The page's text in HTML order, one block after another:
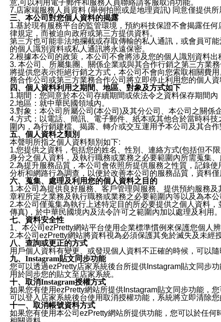
意,可以利用電子郵件和服務人員聯絡請客服取消功能。
7.店家端服務人員資料 (舉例拍照或是地理資訊) 同意僅提供
三、本公司對您個人資料的揭露
1.基於現有服務平台的監管環境，預約科技保證不會揭露任
律規定，而被迫向政府或第三方提供資料。
第三方也可能非法地攔截或存取傳輸的私人通訊，或會員可
的個人識別資料或私人通訊將永遠保密。
2.根據本公司的政策，本公司不會將涉及您的個人識別資料出
3. 本公司、所屬集團、關係企業或與其合作行銷之第三方業
將提供您表示拒絕行銷之方式，本公司不會向您索取相關費
務合作公司或第三方業務合作公司將立即停止利用您的個人資
四、個人資料利用之期間、地區、對象及方式如下
1.期間：您同意於本公司存續期間或依法令之資料保存期間
2.地區：就中華民國領域內。
3.對象：本公司所屬公司(本公司)及其分公司、本公司之關係
4.方式：以電話、簡訊、電子郵件、紙本或其他合於當時科
圍內，為行銷建檔、揭露、轉介或交互運用予本公司及其合作
五、個人資料之類別
本聲明所指之個人資料類別如下:
1.您提供之資料，包括您的姓名、性別、連絡方式(包括但不
身分之個人資料，及執行職務或業務之必要範圍內所需蒐集、
2.為提升服務品質，本公司會依照所提供服務之性質，記錄
分析和網路行為調查，以便於改善本公司的服務品質，資料
六、蒐集、處理及利用您的個人資料之目的
1.本公司為提供良好服務、客戶管理與服務、提供預約服務
章程所定之業務及執行職務或業務之必要範圍內等以及為本
2.本公司僅蒐集為執行上述特定目的所必要提供之個人資料
傳真)，於中華民國境內及法令許可之範圍內加以處理及利用。
七、資料安全性
1、本公司ezPretty網站平台使用企業標準慣例來保護您個人
2.本公司ezPretty網站將資料視為必須保護其免於滅失及未經
八、查詢或更正的方式
用戶個人資料有變更、或發現個人資料不正確的時候，可以
九、Instagram貼文同步功能
您可以透過ezPretty店家系統後台所提供Instagram貼文同步
用於同步您的貼文至店家系統。
十、取消Instagram授權方式
如果您有使用ezPretty網站所提供Instagram貼文同步功能，
可以登入店家系統後台使用取消授權功能，系統將立即清除
十一、取消帳號資料方式
如果您有使用本公司ezPretty網站所提供功能，您可以於任